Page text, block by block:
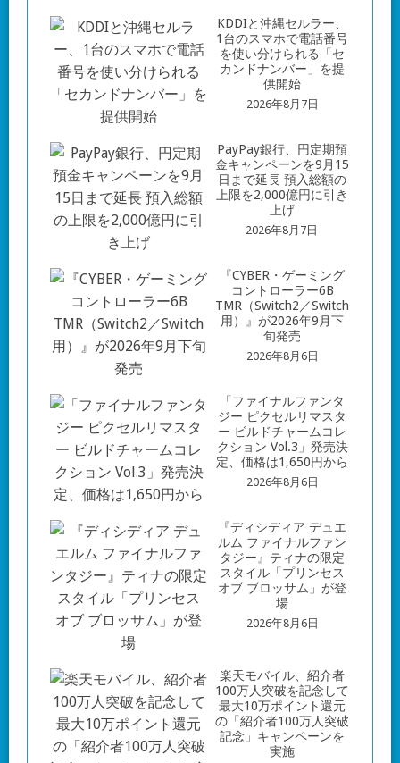
KDDIと沖縄セルラー、
1台のスマホで電話番号
を使い分けられる「セ
カンドナンバー」を提
供開始
2026年8月7日
PayPay銀行、円定期預
金キャンペーンを9月15
日まで延長 預入総額の
上限を2,000億円に引き
上げ
2026年8月7日
『CYBER・ゲーミング
コントローラー6B
TMR（Switch2／Switch
用）』が2026年9月下
旬発売
2026年8月6日
「ファイナルファンタ
ジー ピクセルリマスタ
ー ビルドチャームコレ
クション Vol.3」発売決
定、価格は1,650円から
2026年8月6日
『ディシディア デュエ
ルム ファイナルファン
タジー』ティナの限定
スタイル「プリンセス
オブ ブロッサム」が登
場
2026年8月6日
楽天モバイル、紹介者
100万人突破を記念して
最大10万ポイント還元
の「紹介者100万人突破
記念」キャンペーンを
実施